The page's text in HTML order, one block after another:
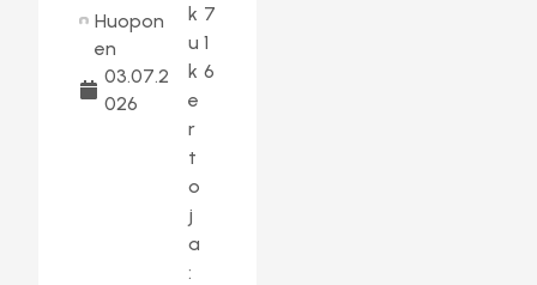
Huopon
en
03.07.2
026
k
u
k
e
r
t
o
j
a
:
7
1
6